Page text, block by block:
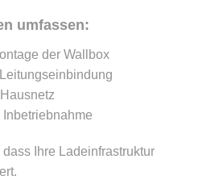
umfassen:
der Wallbox
Ihre Ladeinfrastruktur